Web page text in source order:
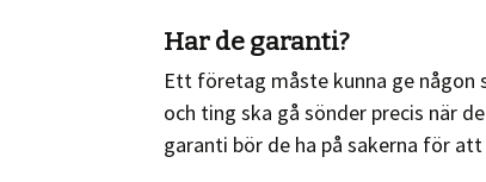
Har de garanti?
Ett företag måste kunna ge
och ting ska gå sönder precis när
garanti bör de ha på sakerna för